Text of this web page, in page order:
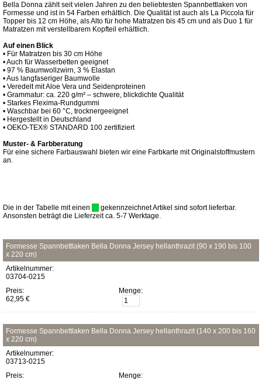
Bella Donna zählt seit vielen Jahren zu den beliebtesten Spannbettlaken von
Formesse und ist in 54 Farben erhältlich. Die Qualität ist auch als La Piccola für
Topper bis 12 cm Höhe, als Alto für hohe Matratzen bis 45 cm und als Duo 1 für
Matratzen mit verstellbarem Kopfteil erhältlich.
Auf einen Blick
• Für Matratzen bis 30 cm Höhe
• Auch für Wasserbetten geeignet
• 97 % Baumwollzwirn, 3 % Elastan
• Aus langfaseriger Baumwolle
• Veredelt mit Aloe Vera und Seidenproteinen
• Grammatur: ca. 220 g/m² – schwere, blickdichte Qualität
• Starkes Flexima-Rundgummi
• Waschbar bei 60 °C, trocknergeeignet
• Hergestellt in Deutschland
• OEKO-TEX® STANDARD 100 zertifiziert
Muster- & Farbberatung
Für eine sichere Farbauswahl bieten wir eine Farbkarte mit Originalstoffmustern
an.
Die in der Tabelle mit einen
gekennzeichnet Artikel sind sofort lieferbar.
Ansonsten beträgt die Lieferzeit ca. 5-7 Werktage.
Formesse Spannbettlaken Bella Donna Jersey hellanthrazit (90 x 190 bis 100
x 220 cm)
Artikelnummer:
03704-0215
Preis:
62,95 €
Menge:
Formesse Spannbettlaken Bella Donna Jersey hellanthrazit (140 x 200 bis 160
x 220 cm)
Artikelnummer:
03713-0215
Preis:
Menge: